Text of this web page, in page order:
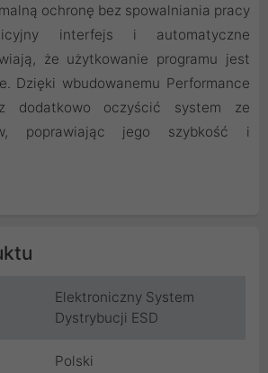
ochronę bez spowalniania pracy
interfejs i automatyczne
że użytkowanie programu jest
Dzięki wbudowanemu Performance
dodatkowo oczyścić system ze
poprawiając jego szybkość i
Elektroniczny System
Dystrybucji ESD
Polski